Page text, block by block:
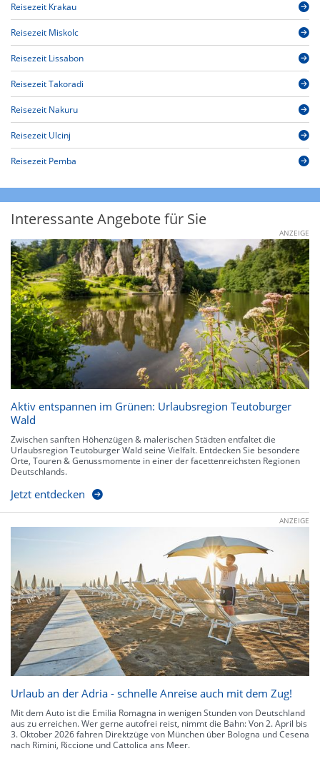
Reisezeit Krakau
Reisezeit Miskolc
Reisezeit Lissabon
Reisezeit Takoradi
Reisezeit Nakuru
Reisezeit Ulcinj
Reisezeit Pemba
Interessante Angebote für Sie
ANZEIGE
Aktiv entspannen im Grünen: Urlaubsregion Teutoburger
Wald
Zwischen sanften Höhenzügen & malerischen Städten entfaltet die
Urlaubsregion Teutoburger Wald seine Vielfalt. Entdecken Sie besondere
Orte, Touren & Genussmomente in einer der facettenreichsten Regionen
Deutschlands.
Jetzt entdecken
ANZEIGE
Urlaub an der Adria - schnelle Anreise auch mit dem Zug!
Mit dem Auto ist die Emilia Romagna in wenigen Stunden von Deutschland
aus zu erreichen. Wer gerne autofrei reist, nimmt die Bahn: Von 2. April bis
3. Oktober 2026 fahren Direktzüge von München über Bologna und Cesena
nach Rimini, Riccione und Cattolica ans Meer.